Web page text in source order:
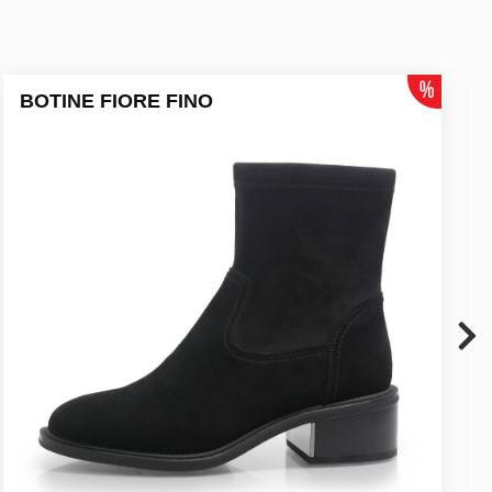
BOTINE FIORE FINO